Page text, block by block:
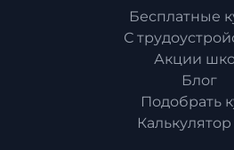
Бесплатные
С
Акции
Блог
Подобрать